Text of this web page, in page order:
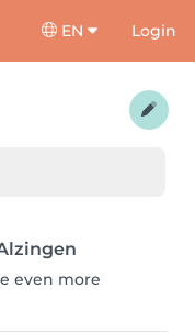
EN Login
even more